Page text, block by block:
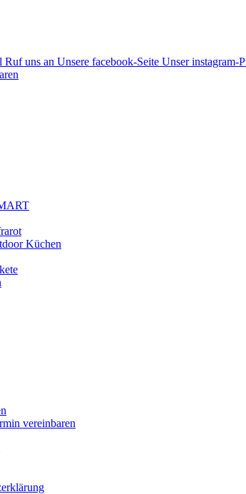
Ruf uns an Unsere facebook-Seite Unser instagram-
Küchen
vereinbaren